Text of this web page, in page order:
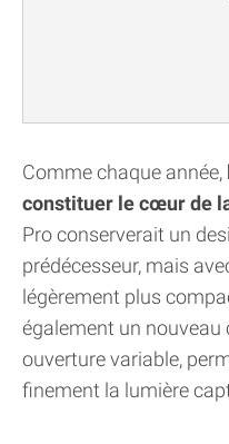
Comme chaque année,
constituer le cœur de
Pro conserverait un
prédécesseur, mais
légèrement plus
également un nouveau
ouverture variable,
finement la lumière